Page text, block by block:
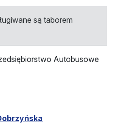
są taborem
Autobusowe
Czas przejazdu między